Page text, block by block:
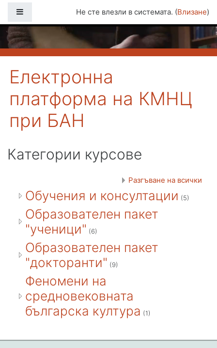
Страничен панелНе сте влезли в системата. (Влизане)
Електронна
платформа на КМНЦ
при БАН
Категории курсове
Разгъване на всички
Обучения и консултации (5)
Образователен пакет
"ученици" (6)
Образователен пакет
"докторанти" (9)
Феномени на
средновековната
българска култура (1)